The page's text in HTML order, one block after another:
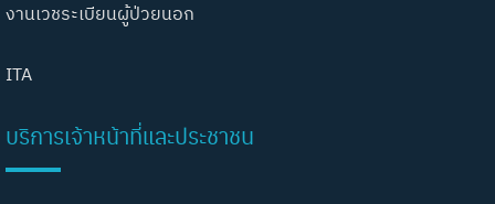
งานเวชระเบียนผู้ป่วยนอก
ITA
บริการเจ้าหน้าที่และประชาชน